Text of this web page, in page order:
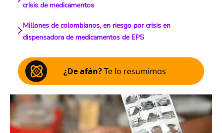
crisis de medicamentos
Millones de colombianos, en riesgo por crisis en
dispensadora de medicamentos de EPS
¿De afán?Te lo resumimos